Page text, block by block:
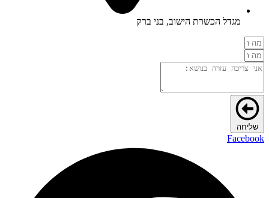
מגדל הכשרת הישוב, בני ברק
שליחה
Facebook